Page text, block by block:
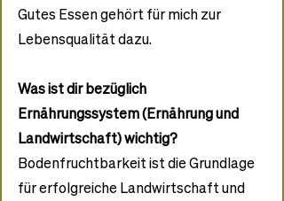
Gutes Essen gehört für mich zur
Lebensqualität dazu.
Was ist dir bezüglich
Ernährungssystem (Ernährung und
Landwirtschaft) wichtig?
Bodenfruchtbarkeit ist die Grundlage
für erfolgreiche Landwirtschaft und